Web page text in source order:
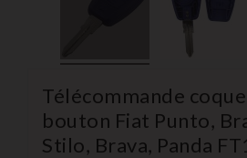
Télécommande coque
bouton Fiat Punto,
Stilo, Brava, Panda